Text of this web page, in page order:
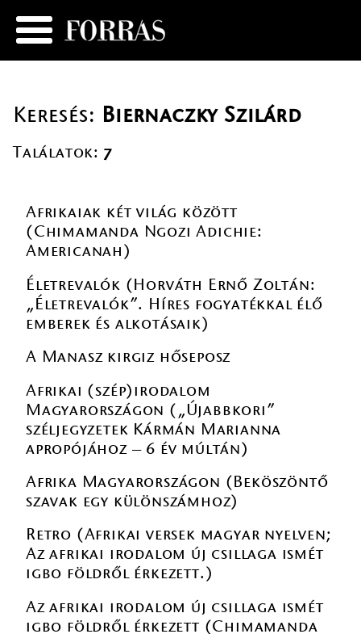
Keresés: Biernaczky Szilárd
Találatok: 7
Afrikaiak két világ között
(Chimamanda Ngozi Adichie:
Americanah)
Életrevalók (Horváth Ernő Zoltán:
„Életrevalók”. Híres fogyatékkal élő
emberek és alkotásaik)
A Manasz kirgiz hőseposz
Afrikai (szép)irodalom
Magyarországon („Újabbkori”
széljegyzetek Kármán Marianna
apropójához – 6 év múltán)
Afrika Magyarországon (Beköszöntő
szavak egy különszámhoz)
Retro (Afrikai versek magyar nyelven;
Az afrikai irodalom új csillaga ismét
igbo földről érkezett.)
Az afrikai irodalom új csillaga ismét
igbo földről érkezett (Chimamanda